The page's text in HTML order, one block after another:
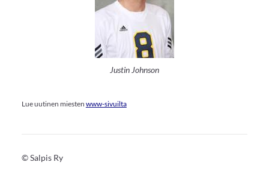
Justin Johnson
Lue uutinen miesten www-sivuilta
©Salpis Ry